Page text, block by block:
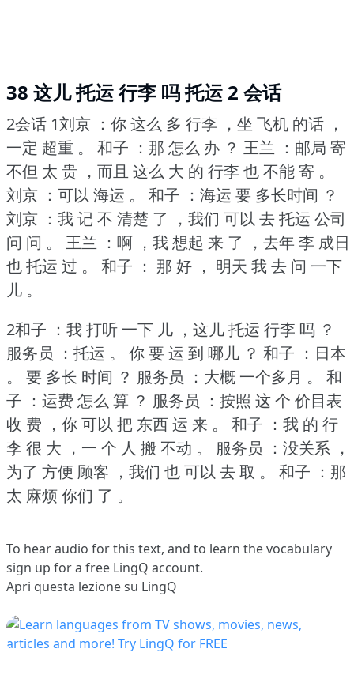
38 这儿 托运 行李 吗 托运 2 会话
2会话 1刘京 ：你 这么 多 行李 ，坐 飞机 的话 ，
一定 超重 。
和子 ：那 怎么 办 ？ 王兰 ：邮局 寄
不但 太 贵 ，而且 这么 大 的 行李 也 不能 寄 。
刘京 ：可以 海运 。
和子 ：海运 要 多长时间 ？
刘京 ：我 记 不 清楚 了 ，我们 可以 去 托运 公司
问 问 。
王兰 ：啊 ，我 想起 来 了 ，去年 李 成日
也 托运 过 。
和子 ： 那 好 ， 明天 我 去 问 一下
儿 。
2和子 ：我 打听 一下 儿 ，这儿 托运 行李 吗 ？
服务员 ：托运 。
你 要 运 到 哪儿 ？ 和子 ：日本
。
要 多长 时间 ？ 服务员 ：大概 一个多月 。
和
子 ：运费 怎么 算 ？ 服务员 ：按照 这 个 价目表
收 费 ，你 可以 把 东西 运 来 。
和子 ：我 的 行
李 很 大 ，一 个 人 搬 不动 。
服务员 ：没关系 ，
为了 方便 顾客 ，我们 也 可以 去 取 。
和子 ：那
太 麻烦 你们 了 。
To hear audio for this text, and to learn the vocabulary
sign up for a free LingQ account.
Apri questa lezione su LingQ